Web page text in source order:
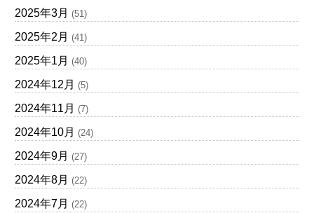
2025年3月 (51)
2025年2月 (41)
2025年1月 (40)
2024年12月 (5)
2024年11月 (7)
2024年10月 (24)
2024年9月 (27)
2024年8月 (22)
2024年7月 (22)